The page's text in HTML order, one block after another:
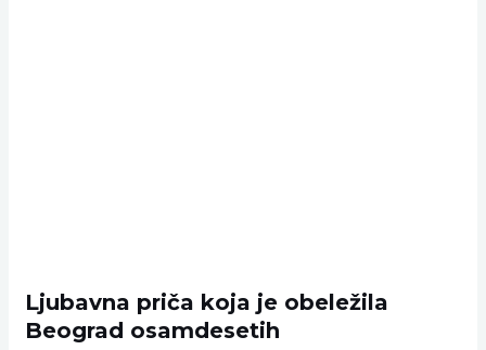
Ljubavna priča koja je obeležila
Beograd osamdesetih